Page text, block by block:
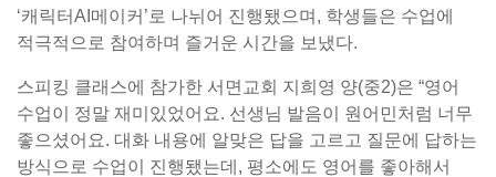
‘캐릭터AI메이커’로 나뉘어 진행됐으며, 학생들은 수업에
적극적으로 참여하며 즐거운 시간을 보냈다.
스피킹 클래스에 참가한 서면교회 지희영 양(중2)은 “영어
수업이 정말 재미있었어요. 선생님 발음이 원어민처럼 너무
좋으셨어요. 대화 내용에 알맞은 답을 고르고 질문에 답하는
방식으로 수업이 진행됐는데, 평소에도 영어를 좋아해서